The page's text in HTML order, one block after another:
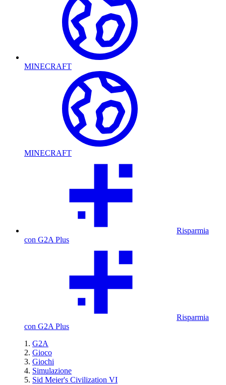
MINECRAFT
MINECRAFT
Risparmia
con G2A Plus
Risparmia
con G2A Plus
G2A
Gioco
Giochi
Simulazione
Sid Meier's Civilization VI